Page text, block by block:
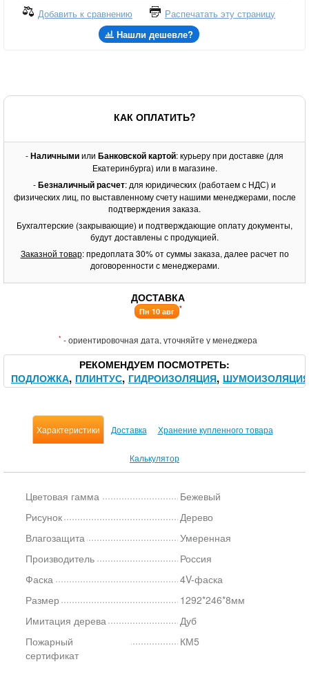
Добавить к сравнению
Распечатать эту страницу
Нашли дешевле?
КАК ОПЛАТИТЬ?
-Наличнымиили Банковской картой: курьеру при доставке (для
Екатеринбурга) или в магазине.
-Безналичный расчет: для юридических (работаем с НДС) и
физических лиц, по выставленному счету нашими менеджерами, после
подтверждения заказа.
Бухгалтерские (закрывающие) и подтверждающие оплату документы,
будут доставлены с продукцией.
Заказной товар: предоплата 30% от суммы заказа, далее расчет по
договоренности с менеджерами.
ДОСТАВКА
Пн 10 авг *
* - ориентировочная дата, уточняйте у менеджера
РЕКОМЕНДУЕМ ПОСМОТРЕТЬ
ПОДЛОЖКА ПЛИНТУС ГИДРОИЗОЛЯЦИЯ ШУМОИЗОЛЯЦИЯ
Характеристики Доставка Хранение купленного товара
Калькулятор
Цветовая гамма
Бежевый
Рисунок
Дерево
Влагозащита
Умеренная
Производитель
Россия
Фаска
4V-фаска
Размер
1292*246*8мм
Имитация дерева
Дуб
Пожарный
сертификат
КМ5